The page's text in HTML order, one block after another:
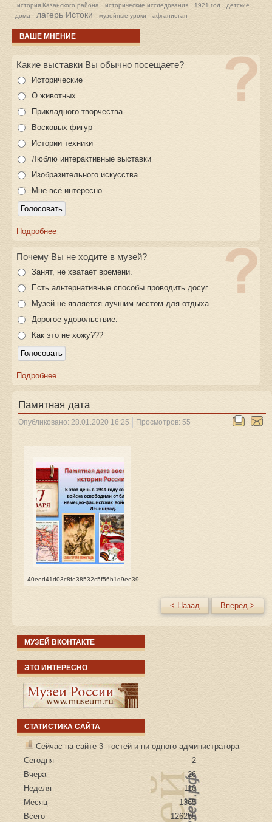
история Казанского района
исторические исследования 1921 год
детские
дома
лагерь Истоки музейные уроки афганистан
ВАШЕ МНЕНИЕ
Какие выставки Вы обычно посещаете?
Исторические
О животных
Прикладного творчества
Восковых фигур
Истории техники
Люблю интерактивные выставки
Изобразительного искусства
Мне всё интересно
Подробнее
Почему Вы не ходите в музей?
Занят, не хватает времени.
Есть альтернативные способы проводить досуг.
Музей не является лучшим местом для отдыха.
Дорогое удовольствие.
Как это не хожу???
Подробнее
Памятная дата
Опубликовано: 28.01.2020 16:25 Просмотров: 55
40eed41d03c8fe38532c5f56b1d9ee39
< Назад Вперёд >
МУЗЕЙ ВКОНТАКТЕ
ЭТО ИНТЕРЕСНО
СТАТИСТИКА САЙТА
Сейчас на сайте 3 гостей и ни одного администратора
Сегодня
2
Вчера
26
Неделя
110
Месяц
1365
Всего
126259